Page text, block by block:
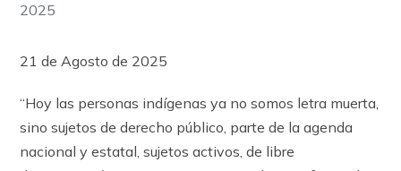
2025
21 de Agosto de 2025
“Hoy las personas indígenas ya no somos letra muerta,
sino sujetos de derecho público, parte de la agenda
nacional y estatal, sujetos activos, de libre